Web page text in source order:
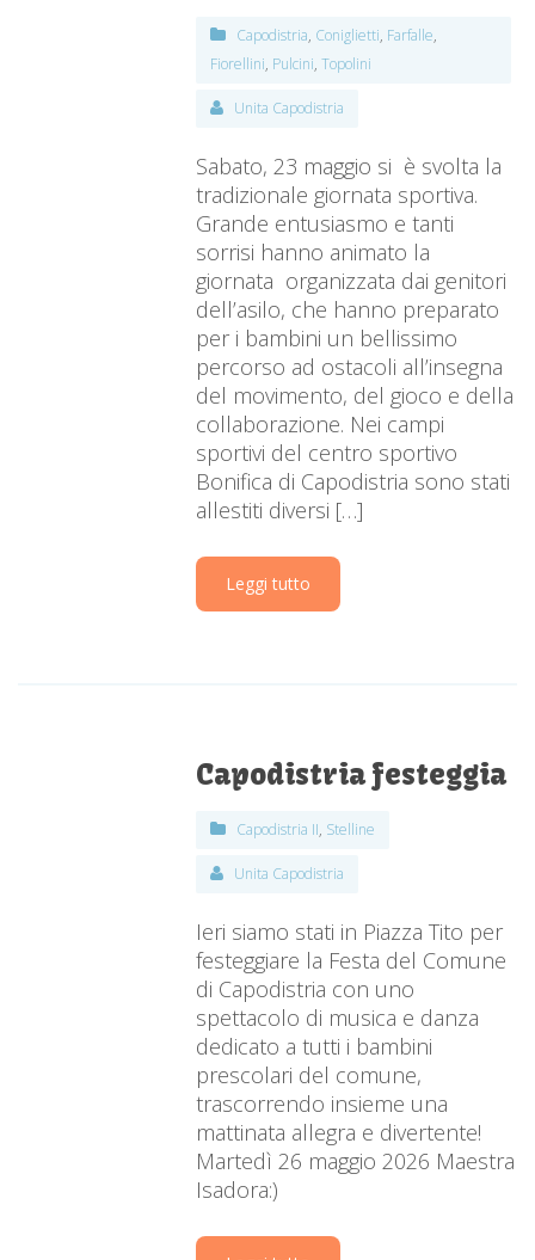
Capodistria, Coniglietti, Farfalle,
Fiorellini, Pulcini,Topolini
Unita Capodistria
Sabato, 23 maggio si è svolta la
tradizionale giornata sportiva.
Grande entusiasmo e tanti
sorrisi hanno animato la
giornata organizzata dai genitori
dell’asilo, che hanno preparato
per i bambini un bellissimo
percorso ad ostacoli all’insegna
del movimento, del gioco e della
collaborazione. Nei campi
sportivi del centro sportivo
Bonifica di Capodistria sono stati
allestiti diversi […]
Leggi tutto
Capodistria festeggia
Capodistria II, Stelline
Unita Capodistria
Ieri siamo stati in Piazza Tito per
festeggiare la Festa del Comune
di Capodistria con uno
spettacolo di musica e danza
dedicato a tutti i bambini
prescolari del comune,
trascorrendo insieme una
mattinata allegra e divertente!
Martedì 26 maggio 2026 Maestra
Isadora:)